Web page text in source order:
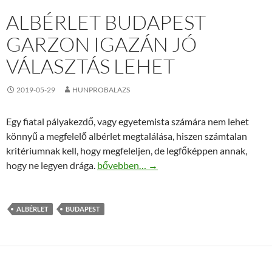
ALBÉRLET BUDAPEST
GARZON IGAZÁN JÓ
VÁLASZTÁS LEHET
2019-05-29 HUNPROBALAZS
Egy fiatal pályakezdő, vagy egyetemista számára nem lehet
könnyű a megfelelő albérlet megtalálása, hiszen számtalan
kritériumnak kell, hogy megfeleljen, de legfőképpen annak,
hogy ne legyen drága. Albérlet Budapest garzon igazán jó
bővebben… →
ALBÉRLET BUDAPEST